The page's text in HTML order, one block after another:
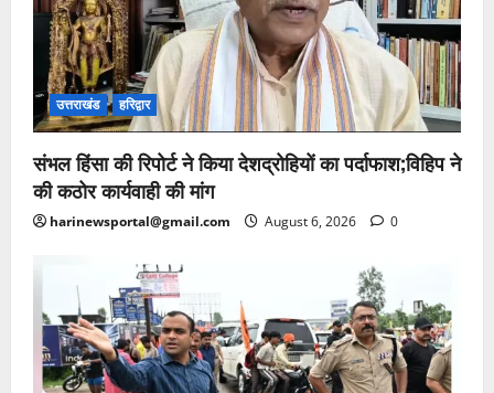
उत्तराखंड हरिद्वार
संभल हिंसा की रिपोर्ट ने किया देशद्रोहियों का पर्दाफाश;विहिप ने
की कठोर कार्यवाही की मांग
harinewsportal@gmail.com August 6, 2026 0